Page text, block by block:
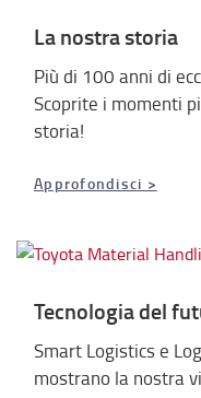
La nostra storia
Più di 100 anni di
Scoprite i momenti
storia!
Approfondisci >
Tecnologia del
Smart Logistics e
mostrano la nostra